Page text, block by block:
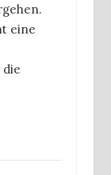
eine
die